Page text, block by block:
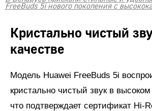
FreeBuds 5i нового поколения с
Кристально чистый
качестве
Модель Huawei FreeBuds 5i
кристально чистый звук в
что подтверждает сертификат Hi-